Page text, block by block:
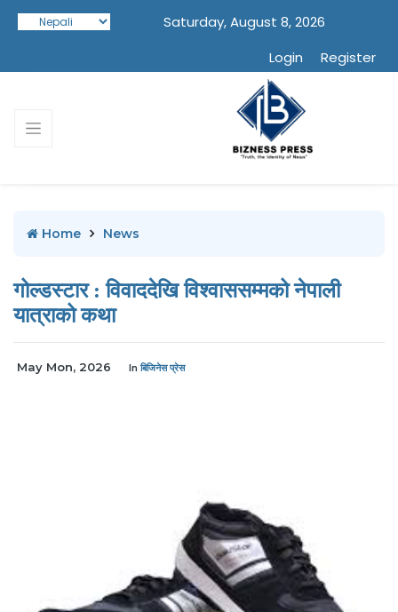
Saturday, August 8, 2026
Login
Register
Home News
गोल्डस्टार : विवाददेखि विश्वाससम्मको नेपाली
यात्राको कथा
May Mon, 2026 In बिजिनेस प्रेस